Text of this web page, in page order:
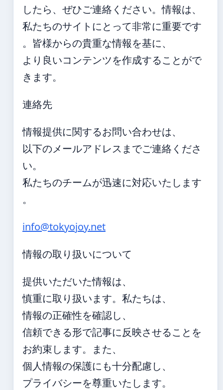
したら、ぜひご連絡ください。情報は、
私たちのサイトにとって非常に重要です
。皆様からの貴重な情報を基に、
より良いコンテンツを作成することがで
きます。
連絡先
情報提供に関するお問い合わせは、
以下のメールアドレスまでご連絡くださ
い。
私たちのチームが迅速に対応いたします
。
info@tokyojoy.net
情報の取り扱いについて
提供いただいた情報は、
慎重に取り扱います。私たちは、
情報の正確性を確認し、
信頼できる形で記事に反映させることを
お約束します。また、
個人情報の保護にも十分配慮し、
プライバシーを尊重いたします。